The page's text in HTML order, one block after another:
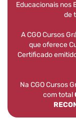
Educacionais nos
de
A CGO Cursos
que oferece
Certificado
Na CGO Cursos
com total